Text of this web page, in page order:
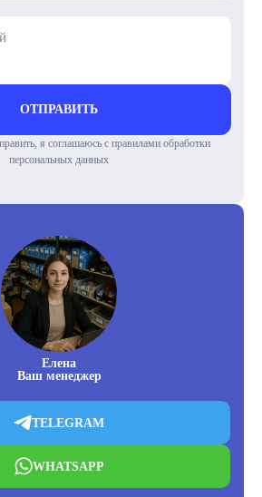
ОТПРАВИТЬ
я соглашаюсь с правилами обработки
персональных данных
Елена
Ваш менеджер
TELEGRAM
WHATSAPP